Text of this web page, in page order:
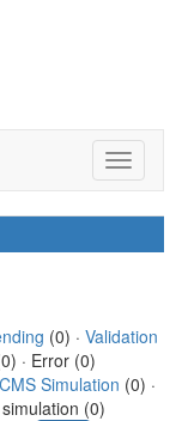
(0) · Validation
· Error (0)
CMS Simulation (0) ·
(0)